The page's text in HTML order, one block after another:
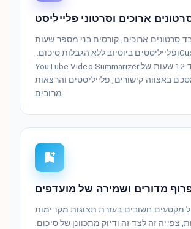
ארוכים וסרטוני פלייליסט
סרטונים ארוכים, קורסים בני מספר שעות
ופלייליסטים ביוטיוב ללא הגבלות סיכום. ‏CudekAI
YouTube Video Summarizer מטפל בעד 12 שעות של
באצווה קישורים, פלייליסטים והרצאות
מרובים.
מדורים ושמירה של מועדפים
מקטעים חשובים בעזרת תצוגות מקדימות
צפייה זה לצד זה ודיוק מתכוונן של סיכום.